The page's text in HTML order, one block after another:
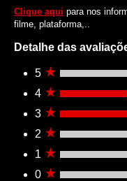
Clique aqui para nos
filme, plataforma,..
Detalhe das
5
4
3
2
1
0